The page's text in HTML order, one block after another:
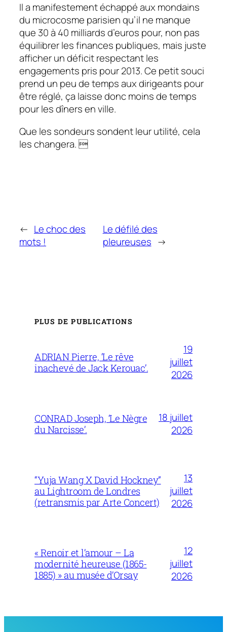
Il a manifestement échappé aux mondains
du microcosme parisien qu’il ne manque
que 30 à 40 milliards d’euros pour, non pas
équilibrer les finances publiques, mais juste
afficher un déficit respectant les
engagements pris pour 2013. Ce petit souci
prend un peu de temps aux dirigeants pour
être réglé, ça laisse donc moins de temps
pour les dîners en ville.
Que les sondeurs sondent leur utilité, cela
les changera. 
← Le choc des
mots !
Le défilé des
pleureuses →
PLUS DE PUBLICATIONS
ADRIAN Pierre, ‘Le rêve
inachevé de Jack Kerouac’.
19
juillet
2026
CONRAD Joseph, ‘Le Nègre
du Narcisse’.
18 juillet
2026
“Yuja Wang X David Hockney”
au Lightroom de Londres
(retransmis par Arte Concert)
13
juillet
2026
« Renoir et l’amour – La
modernité heureuse (1865-
1885) » au musée d’Orsay
12
juillet
2026